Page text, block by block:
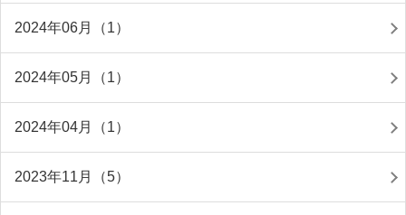
2024年06月（1）
2024年05月（1）
2024年04月（1）
2023年11月（5）